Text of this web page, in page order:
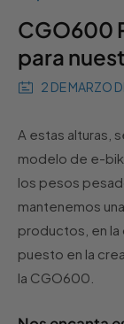
CGO600
para
2 DE MARZO
A estas alturas,
modelo de e-
los pesos
mantenemos
productos, en la
puesto en la
la CGO600.